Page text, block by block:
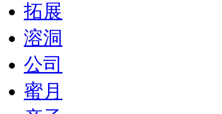
拓展
溶洞
公司
蜜月